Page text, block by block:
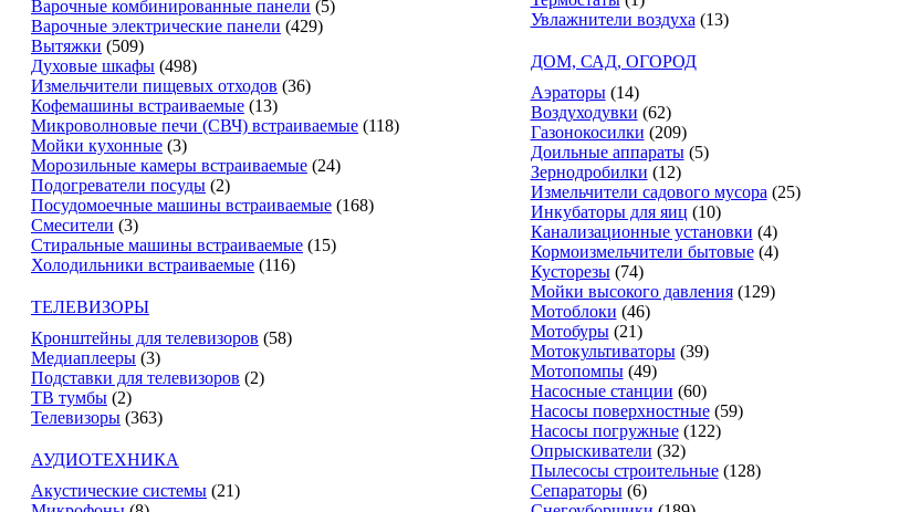
Варочные комбинированные панели (5)
Варочные электрические панели (429)
Вытяжки (509)
Духовые шкафы (498)
Измельчители пищевых отходов (36)
Кофемашины встраиваемые (13)
Микроволновые печи (СВЧ) встраиваемые (118)
Мойки кухонные (3)
Морозильные камеры встраиваемые (24)
Подогреватели посуды (2)
Посудомоечные машины встраиваемые (168)
Смесители (3)
Стиральные машины встраиваемые (15)
Холодильники встраиваемые (116)
ТЕЛЕВИЗОРЫ
Кронштейны для телевизоров (58)
Медиаплееры (3)
Подставки для телевизоров (2)
ТВ тумбы (2)
Телевизоры (363)
АУДИОТЕХНИКА
Акустические системы (21)
Увлажнители воздуха (13)
ДОМ, САД, ОГОРОД
Аэраторы (14)
Воздуходувки (62)
Газонокосилки (209)
Доильные аппараты (5)
Зернодробилки (12)
Измельчители садового мусора (25)
Инкубаторы для яиц (10)
Канализационные установки (4)
Кормоизмельчители бытовые (4)
Кусторезы (74)
Мойки высокого давления (129)
Мотоблоки (46)
Мотобуры (21)
Мотокультиваторы (39)
Мотопомпы (49)
Насосные станции (60)
Насосы поверхностные (59)
Насосы погружные (122)
Опрыскиватели (32)
Пылесосы строительные (128)
Сепараторы (6)